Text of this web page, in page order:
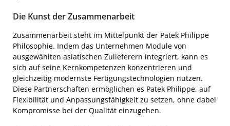
Die Kunst der Zusammenarbeit
Zusammenarbeit steht im Mittelpunkt der Patek Philippe
Philosophie. Indem das Unternehmen Module von
ausgewählten asiatischen Zulieferern integriert, kann es
sich auf seine Kernkompetenzen konzentrieren und
gleichzeitig modernste Fertigungstechnologien nutzen.
Diese Partnerschaften ermöglichen es Patek Philippe, auf
Flexibilität und Anpassungsfähigkeit zu setzen, ohne dabei
Kompromisse bei der Qualität einzugehen.